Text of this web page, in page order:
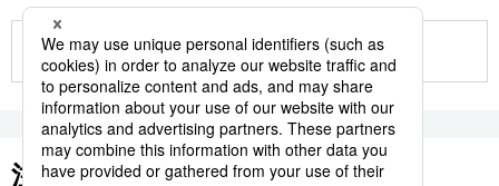
もっと見る
注目のキーワード